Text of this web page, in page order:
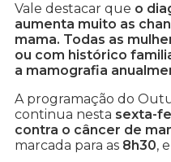
Vale destacar que o
aumenta muito as
mama. Todas as
ou com histórico
a mamografia
A programação do
continua nesta sexta-
contra o câncer de
marcada para as 8h30,